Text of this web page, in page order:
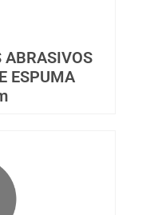
ABRASIVOS
ESPUMA